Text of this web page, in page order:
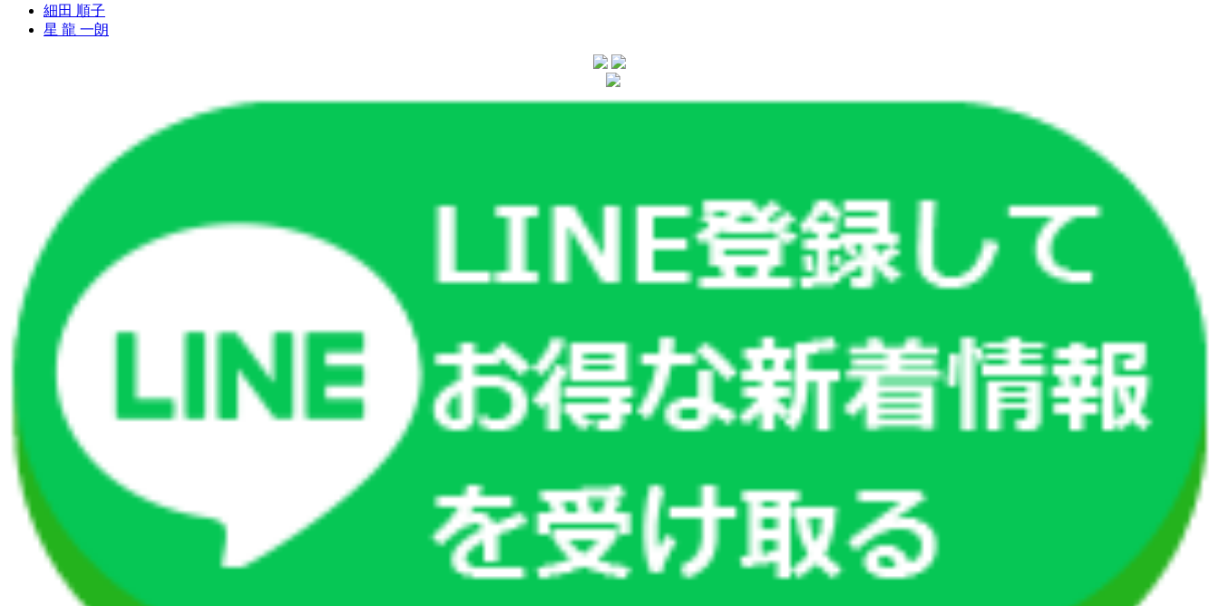
細田 順子
星 龍 一朗